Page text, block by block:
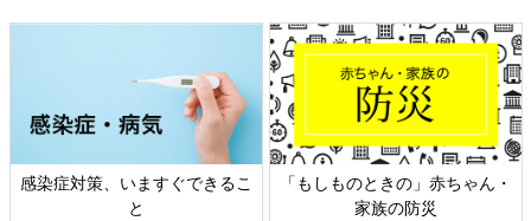
策、いますぐできるこ
「もしものときの」赤ちゃん・
家族の防災
日本外